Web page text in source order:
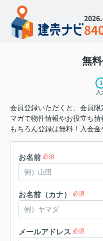
無
入
会員登録いただくと、会員
マガで物件情報やお役立ち情
もちろん登録は無料！入会
お名前 必須
お名前（カナ） 必須
メールアドレス 必須